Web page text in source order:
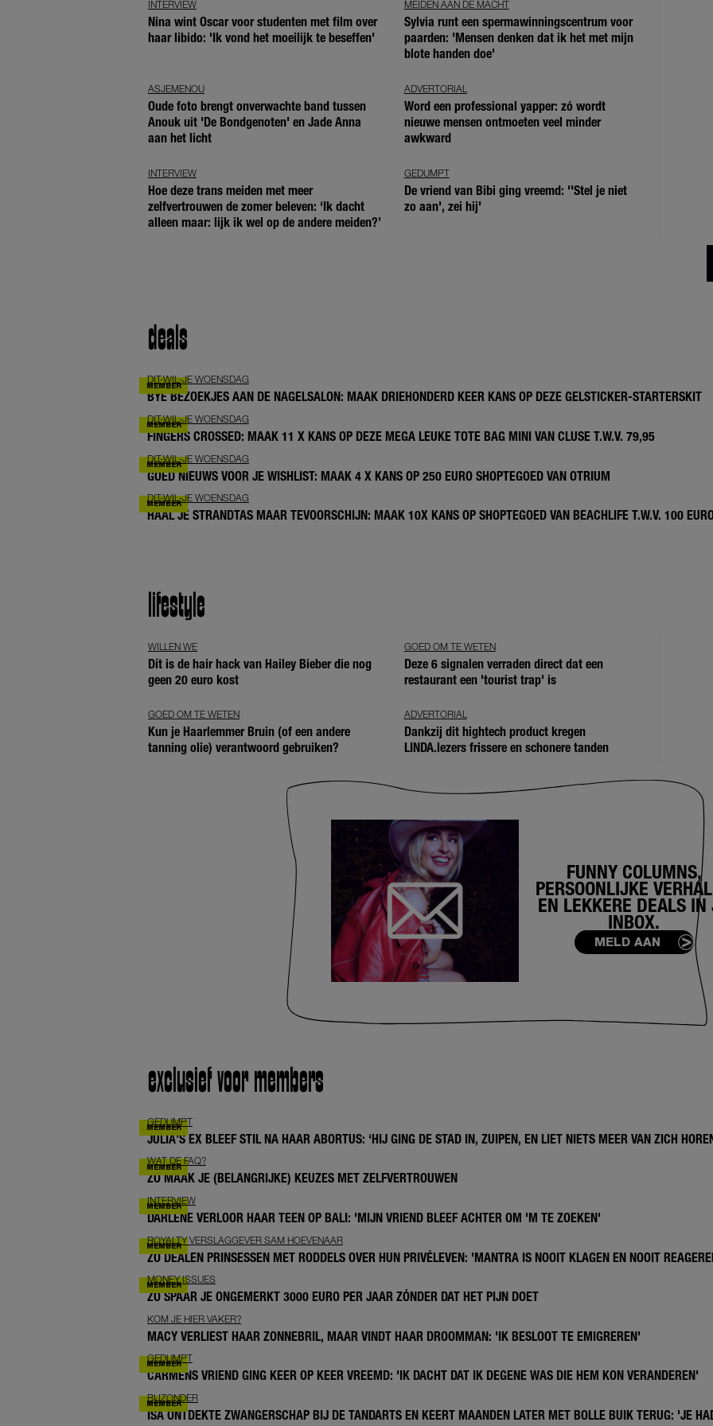
INTERVIEW
Nina wint Oscar voor studenten met film over
haar libido: 'Ik vond het moeilijk te beseffen'
MEIDEN AAN DE MACHT
Sylvia runt een spermawinningscentrum voor
paarden: 'Mensen denken dat ik het met mijn
blote handen doe'
ASJEMENOU
Oude foto brengt onverwachte band tussen
Anouk uit 'De Bondgenoten' en Jade Anna
aan het licht
ADVERTORIAL
Word een professional yapper: zó wordt
nieuwe mensen ontmoeten veel minder
awkward
INTERVIEW
Hoe deze trans meiden met meer
zelfvertrouwen de zomer beleven: ‘Ik dacht
alleen maar: lijk ik wel op de andere meiden?’
GEDUMPT
De vriend van Bibi ging vreemd: ''Stel je niet
zo aan', zei hij'
deals
DIT-WIL-JE WOENSDAG
BYE BEZOEKJES AAN DE NAGELSALON: MAAK DRIEHONDERD KEER KANS OP DEZE GELSTICKER-STARTERSKIT
DIT-WIL-JE WOENSDAG
FINGERS CROSSED: MAAK 11 X KANS OP DEZE MEGA LEUKE TOTE BAG MINI VAN CLUSE T.W.V. 79,95
DIT-WIL-JE WOENSDAG
GOED NIEUWS VOOR JE WISHLIST: MAAK 4 X KANS OP 250 EURO SHOPTEGOED VAN OTRIUM
DIT-WIL-JE WOENSDAG
HAAL JE STRANDTAS MAAR TEVOORSCHIJN: MAAK 10X KANS OP SHOPTEGOED VAN BEACHLIFE T.W.V. 100
lifestyle
WILLEN WE
Dít is de hair hack van Hailey Bieber die nog
geen 20 euro kost
GOED OM TE WETEN
Deze 6 signalen verraden direct dat een
restaurant een 'tourist trap' is
GOED OM TE WETEN
Kun je Haarlemmer Bruin (of een andere
tanning olie) verantwoord gebruiken?
ADVERTORIAL
Dankzij dit hightech product kregen
LINDA.lezers frissere en schonere tanden
FUNNY COLUMNS,
PERSOONLIJKE
EN LEKKERE DEALS IN
INBOX.
MELD AAN
exclusief voor members
GEDUMPT
JULIA’S EX BLEEF STIL NA HAAR ABORTUS: ‘HIJ GING DE STAD IN, ZUIPEN, EN LIET NIETS MEER VAN ZICH
WAT DE FAQ?
ZO MAAK JE (BELANGRIJKE) KEUZES MET ZELFVERTROUWEN
INTERVIEW
DARLENE VERLOOR HAAR TEEN OP BALI: 'MIJN VRIEND BLEEF ACHTER OM 'M TE ZOEKEN'
ROYALTY VERSLAGGEVER SAM HOEVENAAR
ZO DEALEN PRINSESSEN MET RODDELS OVER HUN PRIVÉLEVEN: 'MANTRA IS NOOIT KLAGEN EN NOOIT
MONEY ISSUES
ZO SPAAR JE ONGEMERKT 3000 EURO PER JAAR ZÓNDER DAT HET PIJN DOET
KOM JE HIER VAKER?
MACY VERLIEST HAAR ZONNEBRIL, MAAR VINDT HAAR DROOMMAN: 'IK BESLOOT TE EMIGREREN'
GEDUMPT
CARMENS VRIEND GING KEER OP KEER VREEMD: 'IK DACHT DAT IK DEGENE WAS DIE HEM KON VERANDEREN'
BIJZONDER
ISA ONTDEKTE ZWANGERSCHAP BIJ DE TANDARTS EN KEERT MAANDEN LATER MET BOLLE BUIK TERUG: 'JE